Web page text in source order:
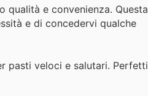
e convenienza. Questa
e di concedervi qualche
pasti veloci e salutari. Perfetti